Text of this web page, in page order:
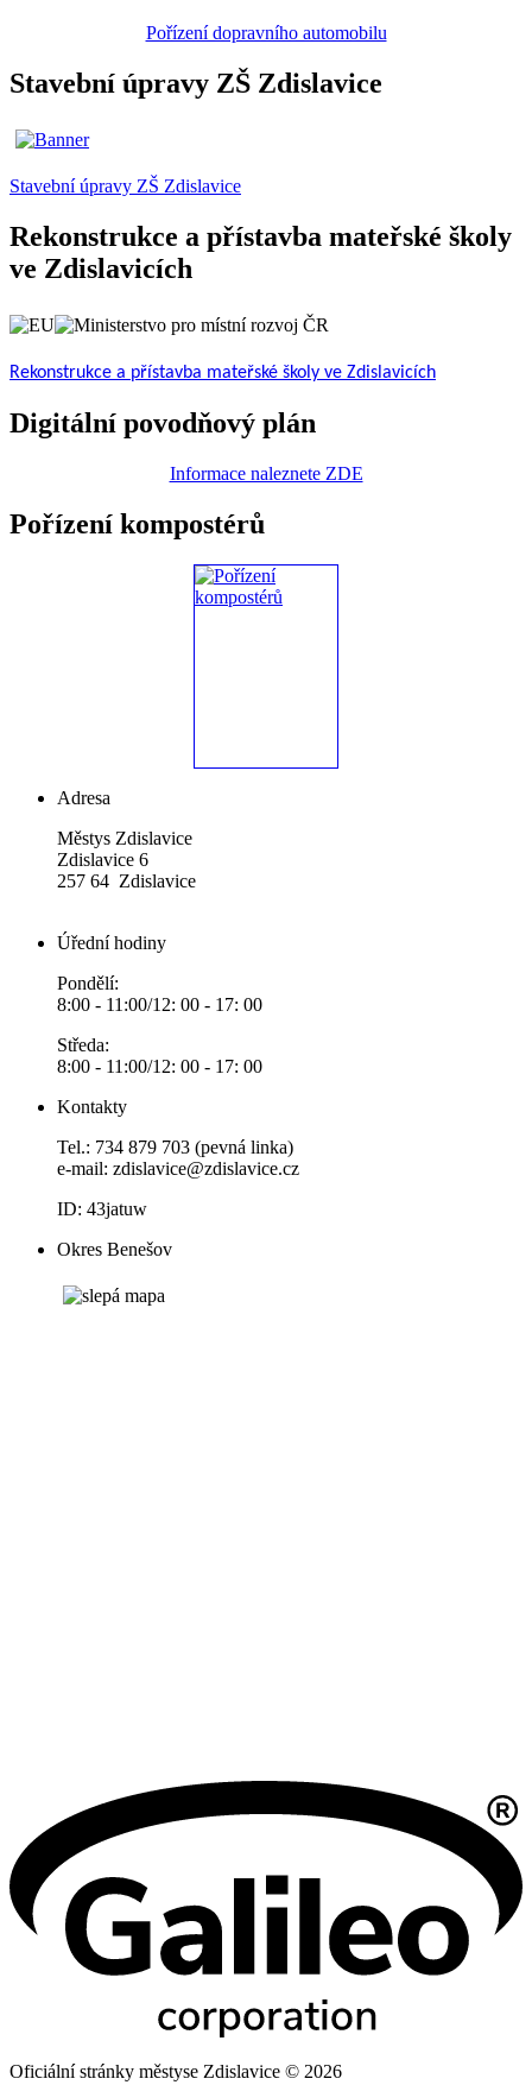
Pořízení dopravního automobilu
Stavební úpravy ZŠ Zdislavice
Stavební úpravy ZŠ Zdislavice
Rekonstrukce a přístavba mateřské školy
ve Zdislavicích
Rekonstrukce a přístavba mateřské školy ve Zdislavicích
Digitální povodňový plán
Informace naleznete ZDE
Pořízení kompostérů
Adresa
Městys Zdislavice
Zdislavice 6
257 64 Zdislavice
Úřední hodiny
Pondělí:
8:00 - 11:00/12: 00 - 17: 00
Středa:
8:00 - 11:00/12: 00 - 17: 00
Kontakty
Tel.: 734 879 703 (pevná linka)
e-mail: zdislavice@zdislavice.cz
ID: 43jatuw
Okres Benešov
Oficiální stránky městyse Zdislavice © 2026